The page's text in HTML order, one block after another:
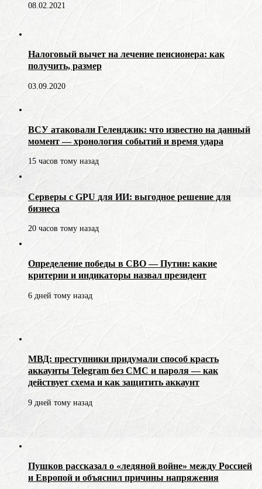
08.02.2021
Налоговый вычет на лечение пенсионера: как
получить, размер
03.09.2020
ВСУ атаковали Геленджик: что известно на данный
момент — хронология событий и время удара
15 часов тому назад
Серверы с GPU для ИИ: выгодное решение для
бизнеса
20 часов тому назад
Определение победы в СВО — Путин: какие
критерии и индикаторы назвал президент
6 дней тому назад
МВД: преступники придумали способ красть
аккаунты Telegram без СМС и пароля — как
действует схема и как защитить аккаунт
9 дней тому назад
Пушков рассказал о «ледяной войне» между Россией
и Европой и объяснил причины напряжения